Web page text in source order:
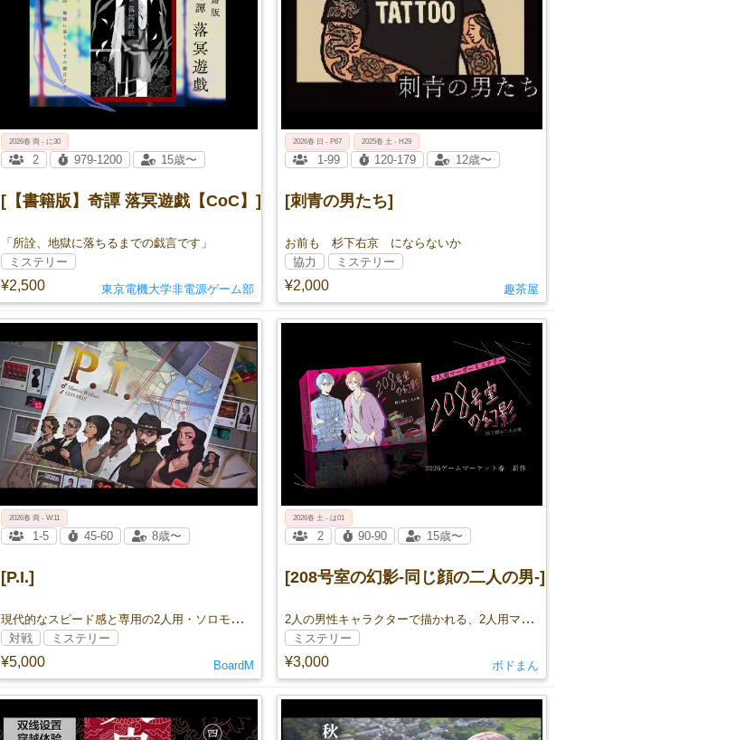
[【書籍版】奇譚 落冥遊戯【CoC】]
「所詮、地獄に落ちるまでの戯言です」
¥2,500
2026春 両 - に30
2 979-1200 15歳〜
ミステリー
東京電機大学非電源ゲーム部
[刺青の男たち]
お前も 杉下右京 にならないか
¥2,000
2026春 日 - P67 2025春 土 - H29
1-99 120-179 12歳〜
協力 ミステリー
趣茶屋
[P.I.]
現代的なスピード感と専用の2人用・ソロモードを備え、完璧なリメイクとして帰ってきた推理の名作
¥5,000
2026春 両 - W11
1-5 45-60 8歳〜
対戦 ミステリー
BoardM
[208号室の幻影-同じ顔の二人の男-]
2人の男性キャラクターで描かれる、2人用マーダーミステリー
¥3,000
2026春 土 - は01
2 90-90 15歳〜
ミステリー
ボドまん